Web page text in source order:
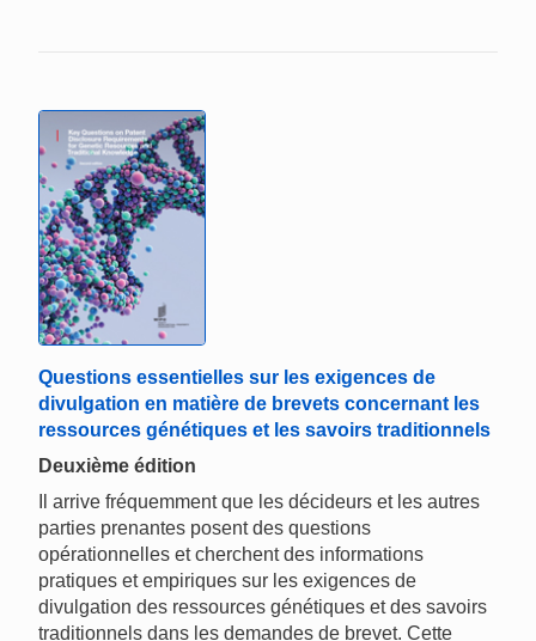
Questions essentielles sur les exigences de
divulgation en matière de brevets concernant les
ressources génétiques et les savoirs traditionnels
Deuxième édition
Il arrive fréquemment que les décideurs et les autres
parties prenantes posent des questions
opérationnelles et cherchent des informations
pratiques et empiriques sur les exigences de
divulgation des ressources génétiques et des savoirs
traditionnels dans les demandes de brevet. Cette